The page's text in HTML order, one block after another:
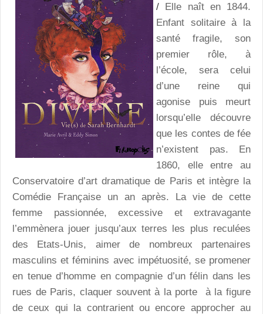
/ Elle naît en 1844.
Enfant solitaire à la
santé fragile, son
premier rôle, à
l’école, sera celui
d’une reine qui
agonise puis meurt
lorsqu’elle découvre
que les contes de fée
n’existent pas. En
1860, elle entre au
Conservatoire d’art dramatique de Paris et intègre la
Comédie Française un an après. La vie de cette
femme passionnée, excessive et extravagante
l’emmènera jouer jusqu’aux terres les plus reculées
des Etats-Unis, aimer de nombreux partenaires
masculins et féminins avec impétuosité, se promener
en tenue d’homme en compagnie d’un félin dans les
rues de Paris, claquer souvent à la porte à la figure
de ceux qui la contrarient ou encore approcher au